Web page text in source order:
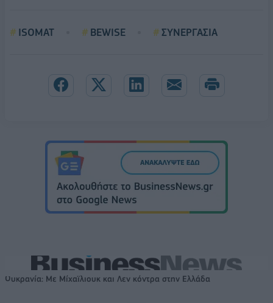
ISOMAT BEWISE ΣΥΝΕΡΓΑΣΙΑ
Ουκρανία: Με Μίχαϊλιουκ και Λεν κόντρα στην Ελλάδα